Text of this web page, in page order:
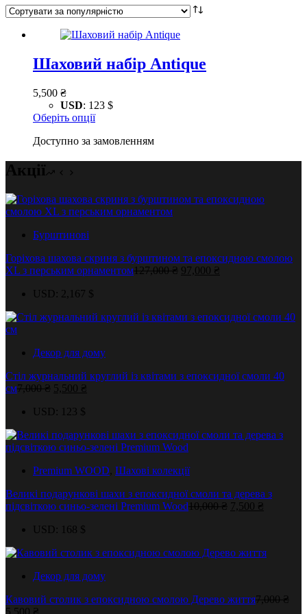
Шаховий набір Antique
5,500 ₴
USD: 123 $
Оберіть опціїЦей
має
вибрати
на
Доступно за замовленням
Акції
Бурштинові
Горіхова шахова скриня з бурштином та епоксидною смолою
XL з перським орнаментом127,000₴ Оригінальна
97,000 ₴
USD: 2,167 $
Декор для дому
Стіл журнальний круглий із квітами з епоксидної смоли 40
см7,000₴ Оригінальна
7,000 ₴.
5,500 ₴
USD: 123 $
Premium WOOD Шахові колекції
Великі подарункові шахи з епоксидної смоли та дерева з
підсвіткою синьо-зелені Premium Wood10,000₴ Оригінальна
7,500 ₴
USD: 168 $
Декор для дому
Кавовий столик з епоксидною смолою Дерево життя7,000₴
Оригінальна
5,500 ₴